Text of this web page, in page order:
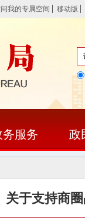
我的专属空间 移动版
务服务 政
关于支持商